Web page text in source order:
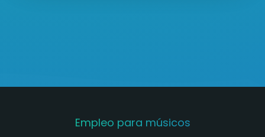
Empleo para músicos